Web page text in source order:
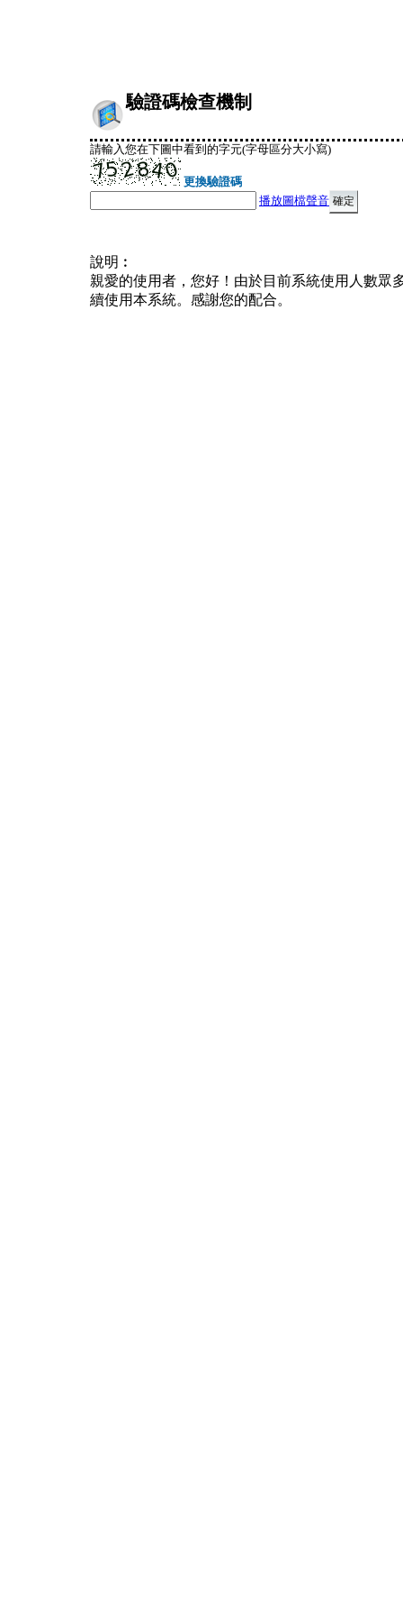
驗證碼檢查機制
請輸入您在下圖中看到的字元(字母區分大小寫)
更換驗證碼
播放圖檔聲音
說明︰
親愛的使用者，您好！由於目前系統使用人數眾
續使用本系統。感謝您的配合。